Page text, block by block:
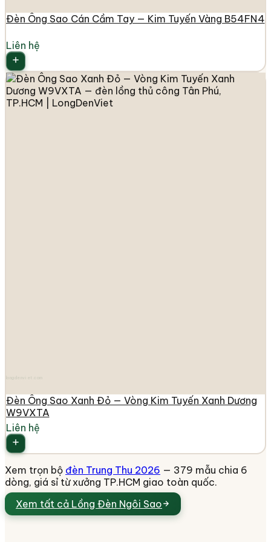
Đèn Ông Sao Cán Cầm Tay — Kim Tuyến Vàng B54FN4
Liên hệ
Đèn Ông Sao Xanh Đỏ — Vòng Kim Tuyến Xanh Dương
W9VXTA
Liên hệ
Xem trọn bộ đèn Trung Thu 2026 — 379 mẫu chia 6
dòng, giá sỉ từ xưởng TP.HCM giao toàn quốc.
Xem tất cả Lồng Đèn Ngôi Sao